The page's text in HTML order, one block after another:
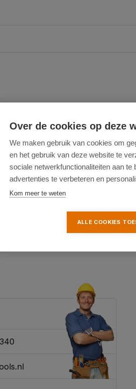
Over de cookies op deze
We maken gebruik van cookies om
en het gebruik van deze website te
sociale netwerkfunctionaliteiten aan te
advertenties te verbeteren en
Kom meer te weten
ALLE COOKIES